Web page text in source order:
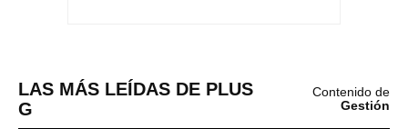
LAS MÁS LEÍDAS DE PLUS
G
Contenido de
Gestión